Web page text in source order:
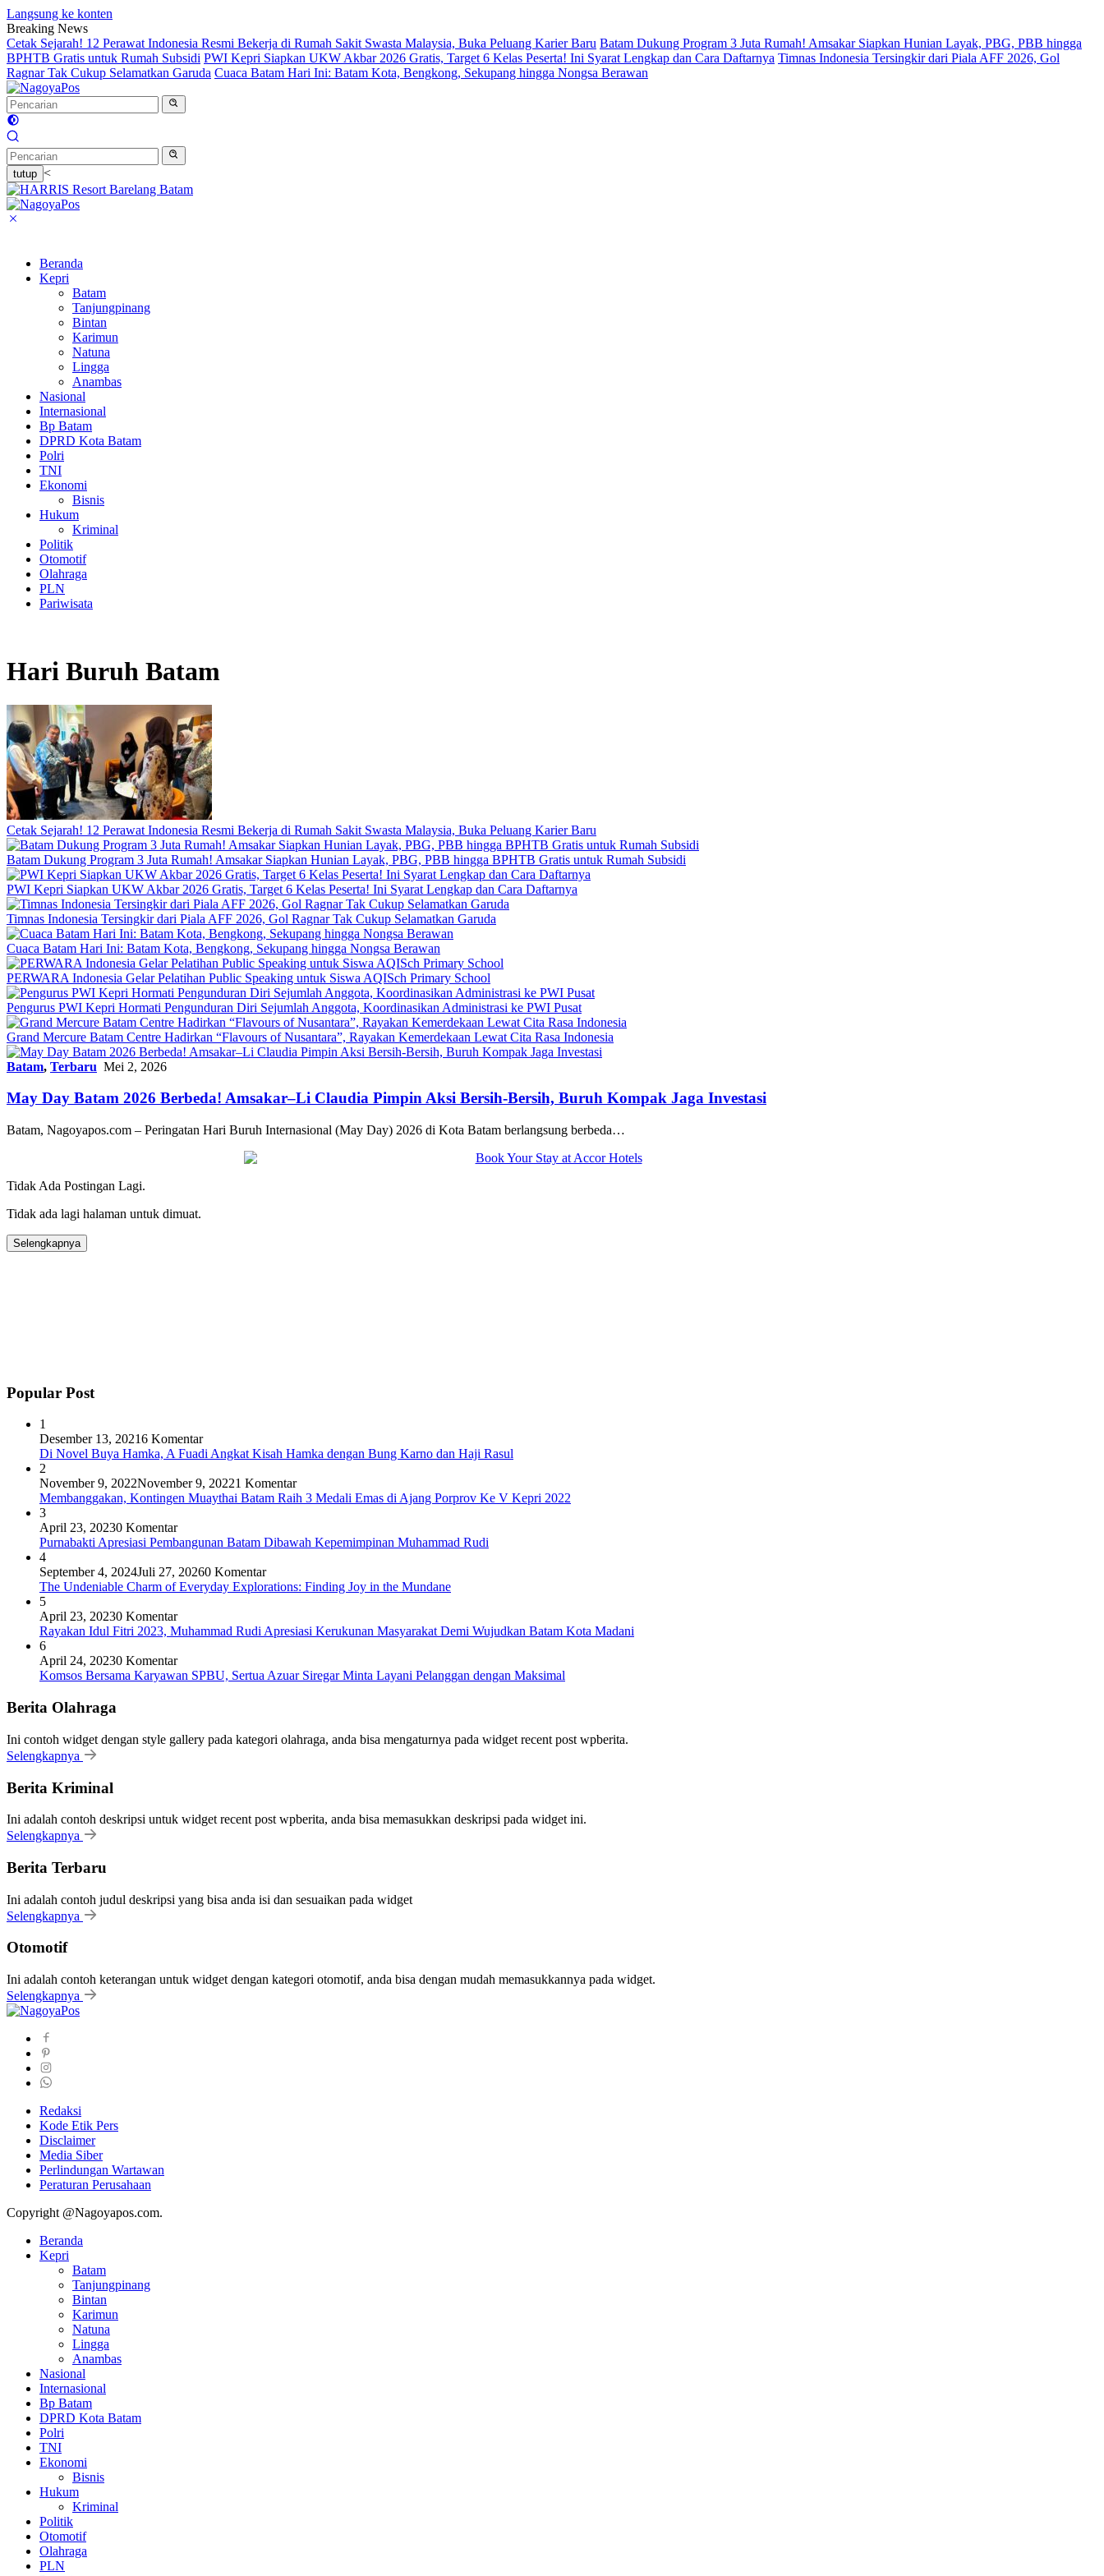
Langsung ke konten
Breaking News
Cetak Sejarah! 12 Perawat Indonesia Resmi Bekerja di Rumah Sakit Swasta Malaysia, Buka Peluang Karier Baru Batam Dukung Program 3 Juta Rumah! Amsakar Siapkan Hunian Layak, PBG, PBB hingga
BPHTB Gratis untuk Rumah Subsidi PWI Kepri Siapkan UKW Akbar 2026 Gratis, Target 6 Kelas Peserta! Ini Syarat Lengkap dan Cara Daftarnya Timnas Indonesia Tersingkir dari Piala AFF 2026, Gol
Ragnar Tak Cukup Selamatkan Garuda Cuaca Batam Hari Ini: Batam Kota, Bengkong, Sekupang hingga Nongsa Berawan
tutup <
Beranda
Kepri
Batam
Tanjungpinang
Bintan
Karimun
Natuna
Lingga
Anambas
Nasional
Internasional
Bp Batam
DPRD Kota Batam
Polri
TNI
Ekonomi
Bisnis
Hukum
Kriminal
Politik
Otomotif
Olahraga
PLN
Pariwisata
Hari Buruh Batam
Cetak Sejarah! 12 Perawat Indonesia Resmi Bekerja di Rumah Sakit Swasta Malaysia, Buka Peluang Karier Baru
Batam Dukung Program 3 Juta Rumah! Amsakar Siapkan Hunian Layak, PBG, PBB hingga BPHTB Gratis untuk Rumah Subsidi
PWI Kepri Siapkan UKW Akbar 2026 Gratis, Target 6 Kelas Peserta! Ini Syarat Lengkap dan Cara Daftarnya
Timnas Indonesia Tersingkir dari Piala AFF 2026, Gol Ragnar Tak Cukup Selamatkan Garuda
Cuaca Batam Hari Ini: Batam Kota, Bengkong, Sekupang hingga Nongsa Berawan
PERWARA Indonesia Gelar Pelatihan Public Speaking untuk Siswa AQISch Primary School
Pengurus PWI Kepri Hormati Pengunduran Diri Sejumlah Anggota, Koordinasikan Administrasi ke PWI Pusat
Grand Mercure Batam Centre Hadirkan “Flavours of Nusantara”, Rayakan Kemerdekaan Lewat Cita Rasa Indonesia
Batam, Terbaru Mei 2, 2026
May Day Batam 2026 Berbeda! Amsakar–Li Claudia Pimpin Aksi Bersih-Bersih, Buruh Kompak Jaga Investasi
Batam, Nagoyapos.com – Peringatan Hari Buruh Internasional (May Day) 2026 di Kota Batam berlangsung berbeda…
Tidak Ada Postingan Lagi.
Tidak ada lagi halaman untuk dimuat.
Selengkapnya
Popular Post
1
Desember 13, 20216 Komentar
Di Novel Buya Hamka, A Fuadi Angkat Kisah Hamka dengan Bung Karno dan Haji Rasul
2
November 9, 2022November 9, 20221 Komentar
Membanggakan, Kontingen Muaythai Batam Raih 3 Medali Emas di Ajang Porprov Ke V Kepri 2022
3
April 23, 20230 Komentar
Purnabakti Apresiasi Pembangunan Batam Dibawah Kepemimpinan Muhammad Rudi
4
September 4, 2024Juli 27, 20260 Komentar
The Undeniable Charm of Everyday Explorations: Finding Joy in the Mundane
5
April 23, 20230 Komentar
Rayakan Idul Fitri 2023, Muhammad Rudi Apresiasi Kerukunan Masyarakat Demi Wujudkan Batam Kota Madani
6
April 24, 20230 Komentar
Komsos Bersama Karyawan SPBU, Sertua Azuar Siregar Minta Layani Pelanggan dengan Maksimal
Berita Olahraga
Ini contoh widget dengan style gallery pada kategori olahraga, anda bisa mengaturnya pada widget recent post wpberita.
Selengkapnya
Berita Kriminal
Ini adalah contoh deskripsi untuk widget recent post wpberita, anda bisa memasukkan deskripsi pada widget ini.
Selengkapnya
Berita Terbaru
Ini adalah contoh judul deskripsi yang bisa anda isi dan sesuaikan pada widget
Selengkapnya
Otomotif
Ini adalah contoh keterangan untuk widget dengan kategori otomotif, anda bisa dengan mudah memasukkannya pada widget.
Selengkapnya
Redaksi
Kode Etik Pers
Disclaimer
Media Siber
Perlindungan Wartawan
Peraturan Perusahaan
Copyright @Nagoyapos.com.
Beranda
Kepri
Batam
Tanjungpinang
Bintan
Karimun
Natuna
Lingga
Anambas
Nasional
Internasional
Bp Batam
DPRD Kota Batam
Polri
TNI
Ekonomi
Bisnis
Hukum
Kriminal
Politik
Otomotif
Olahraga
PLN